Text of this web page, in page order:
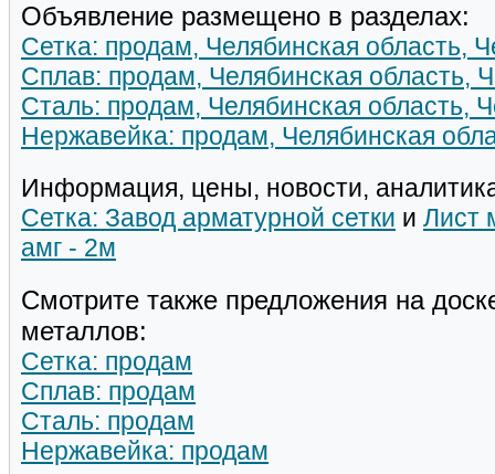
Объявление размещено в разделах:
Сетка: продам, Челябинская область,
Сплав: продам, Челябинская область,
Сталь: продам, Челябинская область,
Нержавейка: продам, Челябинская
Информация, цены, новости,
Сетка: Завод арматурной сетки и Лист
амг - 2м
Смотрите также предложения на
металлов:
Сетка: продам
Сплав: продам
Сталь: продам
Нержавейка: продам